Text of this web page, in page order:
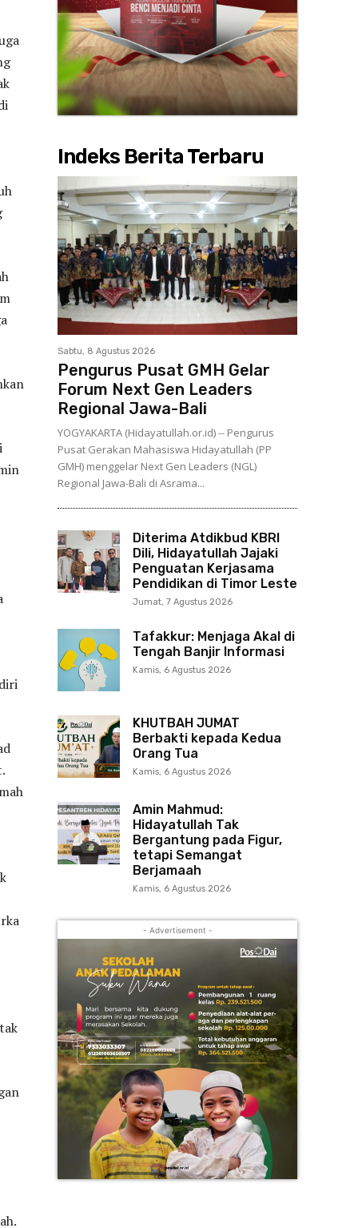
Indeks Berita Terbaru
Sabtu, 8 Agustus 2026
Pengurus Pusat GMH Gelar
Forum Next Gen Leaders
Regional Jawa-Bali
YOGYAKARTA (Hidayatullah.or.id) -- Pengurus
Pusat Gerakan Mahasiswa Hidayatullah (PP
GMH) menggelar Next Gen Leaders (NGL)
Regional Jawa-Bali di Asrama...
Diterima Atdikbud KBRI
Dili, Hidayatullah Jajaki
Penguatan Kerjasama
Pendidikan di Timor Leste
Jumat, 7 Agustus 2026
Tafakkur: Menjaga Akal di
Tengah Banjir Informasi
Kamis, 6 Agustus 2026
KHUTBAH JUMAT
Berbakti kepada Kedua
Orang Tua
Kamis, 6 Agustus 2026
Amin Mahmud:
Hidayatullah Tak
Bergantung pada Figur,
tetapi Semangat
Berjamaah
Kamis, 6 Agustus 2026
- Advertisement -